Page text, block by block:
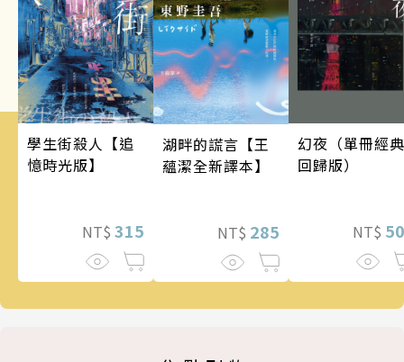
學生街殺人【追
憶時光版】
NT$ 315
湖畔的謊言【王
蘊潔全新譯本】
NT$ 285
幻夜（單冊經典
回歸版）
NT$